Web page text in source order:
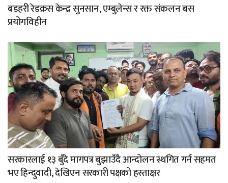
बडहरी रेडक्रस केन्द्र सुनसान, एम्बुलेन्स र रक्त संकलन बस
प्रयोगविहीन
सरकारलाई १३ बुँदे मागपत्र बुझाउँदै आन्दोलन स्थगित गर्न सहमत
भए हिन्दुवादी, देखिएन सरकारी पक्षको हस्ताक्षर